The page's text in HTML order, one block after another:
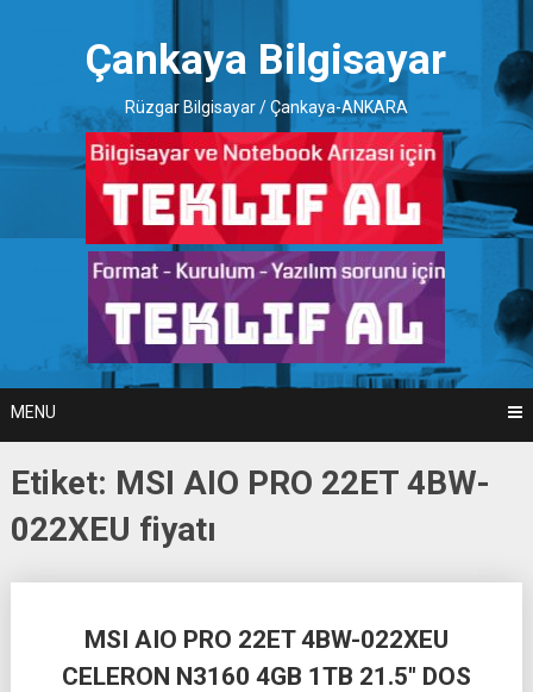
Çankaya Bilgisayar
Rüzgar Bilgisayar / Çankaya-ANKARA
MENU
Etiket: MSI AIO PRO 22ET 4BW-
022XEU fiyatı
MSI AIO PRO 22ET 4BW-022XEU
CELERON N3160 4GB 1TB 21.5″ DOS
navigation